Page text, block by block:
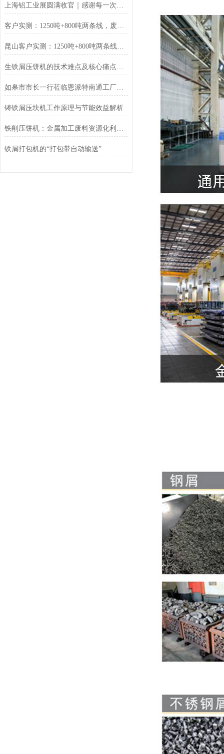
上海铝工业展圆满收官｜感谢每一次相遇，我们明年再见！
客户实测：1250吨+800吨两条线，废料回收从成本中心变利润来源
昆山客户实测：1250吨+800吨两条线，废料回收从成本中心变利润来源
生铁屑压饼机的技术难点及核心痛点解析
如皋市市长一行莅临恩派特南通工厂调研指导
铸铁屑压块机工作原理与节能效益解析
铁削压饼机：金属加工废料资源化利用的关键装备
铁屑打包机的“打包带自动输送”